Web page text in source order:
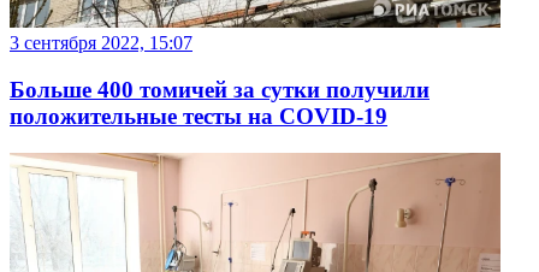
3 сентября 2022, 15:07
Больше 400 томичей за сутки получили
положительные тесты на COVID-19